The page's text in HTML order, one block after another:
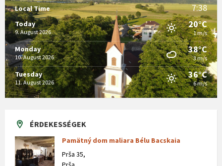
Local Time 7:38
Today
9. August 2026
20°C
1 m/s
Monday
10. August 2026
38°C
3 m/s
Tuesday
11. August 2026
36°C
6 m/s
ÉRDEKESSÉGEK
Pamätný dom maliara Bélu Bacskaia
Prša 35,